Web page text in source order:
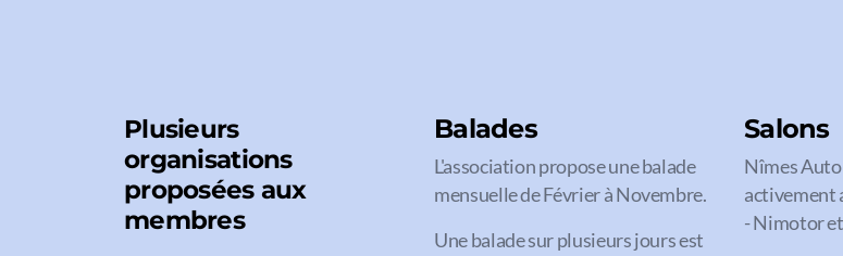
Plusieurs
organisations
proposées aux
membres
Balades
L'association propose une balade
mensuelle de Février à Novembre.
Une balade sur plusieurs jours est
Salons
Nîmes
activement
- Nimotor